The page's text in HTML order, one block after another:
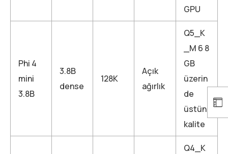
GPU
Phi 4
mini
3.8B
3.8B
dense
128K
Açık
ağırlık
Q5_K
_M 6 8
GB
üzerin
de
üstün
kalite
Q4_K